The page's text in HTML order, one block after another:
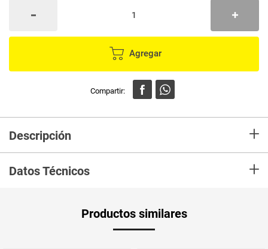
Agregar
Descripción +
Crema Peinar Tarro Marca MUSS y recibelo en tu casa en minutos.
Datos Técnicos +
Productos similares